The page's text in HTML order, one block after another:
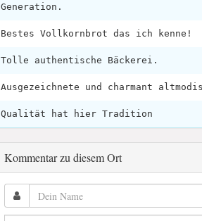
Generation.
Bestes Vollkornbrot das ich kenne!
Tolle authentische Bäckerei.
Ausgezeichnete und charmant
Qualität hat hier Tradition
Kommentar zu diesem Ort